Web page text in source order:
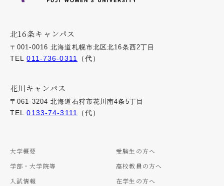
北16条キャンパス
〒001-0016 北海道札幌市北区北16条西2丁目
TEL011-736-0311 （代）
花川キャンパス
〒061-3204 北海道石狩市花川南4条5丁目
TEL0133-74-3111 （代）
大学概要
学部・大学院等
入試情報
受験生の方へ
高校教員の方へ
在学生の方へ